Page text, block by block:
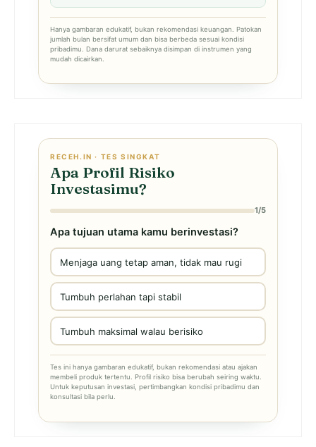
Hanya gambaran edukatif, bukan rekomendasi keuangan. Patokan
jumlah bulan bersifat umum dan bisa berbeda sesuai kondisi
pribadimu. Dana darurat sebaiknya disimpan di instrumen yang
mudah dicairkan.
RECEH.IN · TES SINGKAT
Apa Profil Risiko
Investasimu?
1/5
Apa tujuan utama kamu berinvestasi?
Menjaga uang tetap aman, tidak mau rugi
Tumbuh perlahan tapi stabil
Tumbuh maksimal walau berisiko
Tes ini hanya gambaran edukatif, bukan rekomendasi atau ajakan
membeli produk tertentu. Profil risiko bisa berubah seiring waktu.
Untuk keputusan investasi, pertimbangkan kondisi pribadimu dan
konsultasi bila perlu.